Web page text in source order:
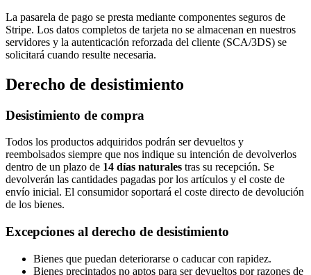
La pasarela de pago se presta mediante componentes seguros de
Stripe. Los datos completos de tarjeta no se almacenan en nuestros
servidores y la autenticación reforzada del cliente (SCA/3DS) se
solicitará cuando resulte necesaria.
Derecho de desistimiento
Desistimiento de compra
Todos los productos adquiridos podrán ser devueltos y
reembolsados siempre que nos indique su intención de devolverlos
dentro de un plazo de 14 días naturales tras su recepción. Se
devolverán las cantidades pagadas por los artículos y el coste de
envío inicial. El consumidor soportará el coste directo de devolución
de los bienes.
Excepciones al derecho de desistimiento
Bienes que puedan deteriorarse o caducar con rapidez.
Bienes precintados no aptos para ser devueltos por razones de